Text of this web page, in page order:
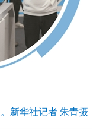
新华社记者 朱青摄